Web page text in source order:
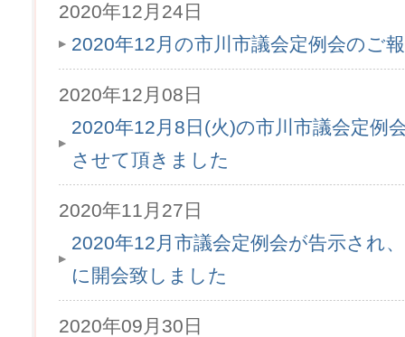
2020年12月24日
2020年12月の市川市議会定例会のご
2020年12月08日
2020年12月8日(火)の市川市議会定例
させて頂きました
2020年11月27日
2020年12月市議会定例会が告示され
に開会致しました
2020年09月30日